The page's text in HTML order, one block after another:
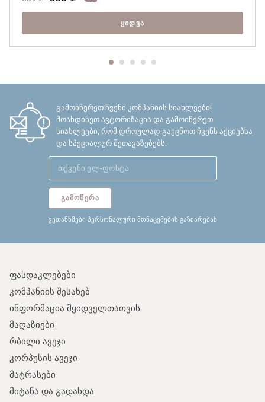
ᲧᲘᲓᲕᲐ
გამოიწერეთ ჩვენი კომპანიის სიახლეები!
მოახდინეთ ავტორიზაცია და გამოიწერეთ
სიახლეები, რომ დროულად გაეცნოთ ჩვენს აქციებსა
და სპეციალურ შეთავაზებებს.
ᲒᲐᲛᲝᲬᲔᲠᲐ
ვეთანხმები პერსონალური მონაცემების გაზიარებას
ფასდაკლებები
კომპანიის შესახებ
ინფორმაცია მყიდველთათვის
მაღაზიები
რბილი ავეჯი
კორპუსის ავეჯი
მატრასები
მიტანა და გადახდა